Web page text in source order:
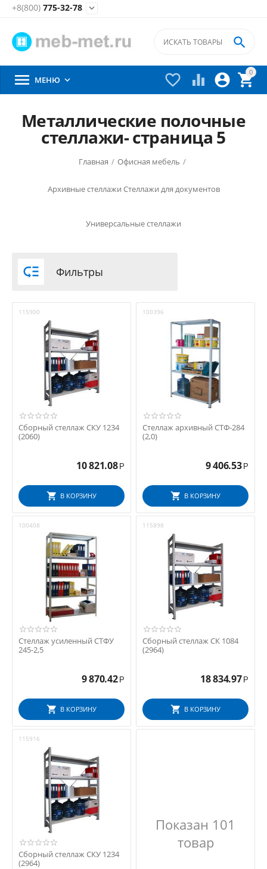
+8(800) 775-32-78 
0


 

 МЕНЮ 
Металлические полочные
стеллажи- страница 5
Главная / Офисная мебель /
Архивные стеллажи Стеллажи для документов
Универсальные стеллажи
 Фильтры
115900
Сборный стеллаж СКУ 1234
(2060)
10 821.08 Р
В КОРЗИНУ
100396
Стеллаж архивный СТФ-284
(2,0)
9 406.53 Р
В КОРЗИНУ
100408
Стеллаж усиленный СТФУ
245-2,5
9 870.42 Р
В КОРЗИНУ
115898
Сборный стеллаж СК 1084
(2964)
18 834.97 Р
В КОРЗИНУ
115916
Сборный стеллаж СКУ 1234
(2964)
Показан 101
товар